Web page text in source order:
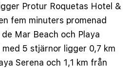
Protur Roquetas Hotel &
fem minuters promenad
Mar Beach och Playa
5 stjärnor ligger 0,7 km
Serena och 1,1 km från